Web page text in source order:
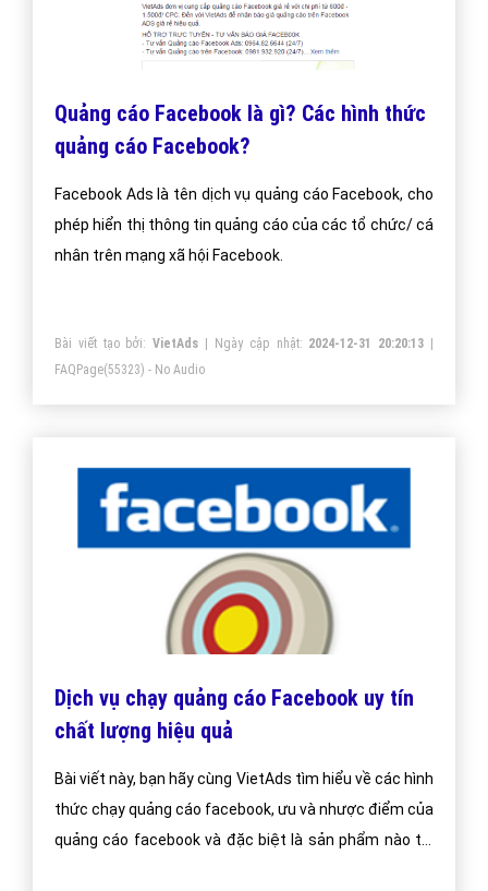
Quảng cáo Facebook là gì? Các hình thức
quảng cáo Facebook?
Facebook Ads là tên dịch vụ quảng cáo Facebook, cho
phép hiển thị thông tin quảng cáo của các tổ chức/ cá
nhân trên mạng xã hội Facebook.
Bài viết tạo bởi:VietAds | Ngày cập nhật: 2024-12-31 20:20:13
FAQPage(55323) - No Audio
Dịch vụ chạy quảng cáo Facebook uy tín
chất lượng hiệu quả
Bài viết này, bạn hãy cùng VietAds tìm hiểu về các hình
thức chạy quảng cáo facebook, ưu và nhược điểm của
quảng cáo facebook và đặc biệt là sản phẩm nào thì